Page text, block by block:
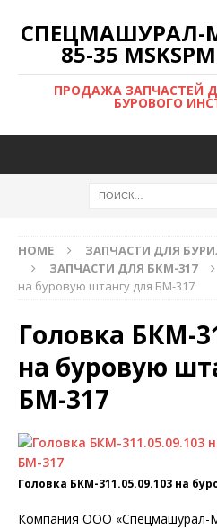
СПЕЦМАШУРАЛ-
85-35
ПРОДАЖА ЗАПЧАСТЕЙ
БУРОВОГО
HOME
ЗАПЧАСТИ ДЛЯ
ЗАПЧАСТИ ДЛЯ БКМ-317
на буровую штангу для БМ-317
Головка БКМ-
на буровую
БМ-317
Головка БКМ-311.05.09.103 на
Компания ООО «Спецмашурал-